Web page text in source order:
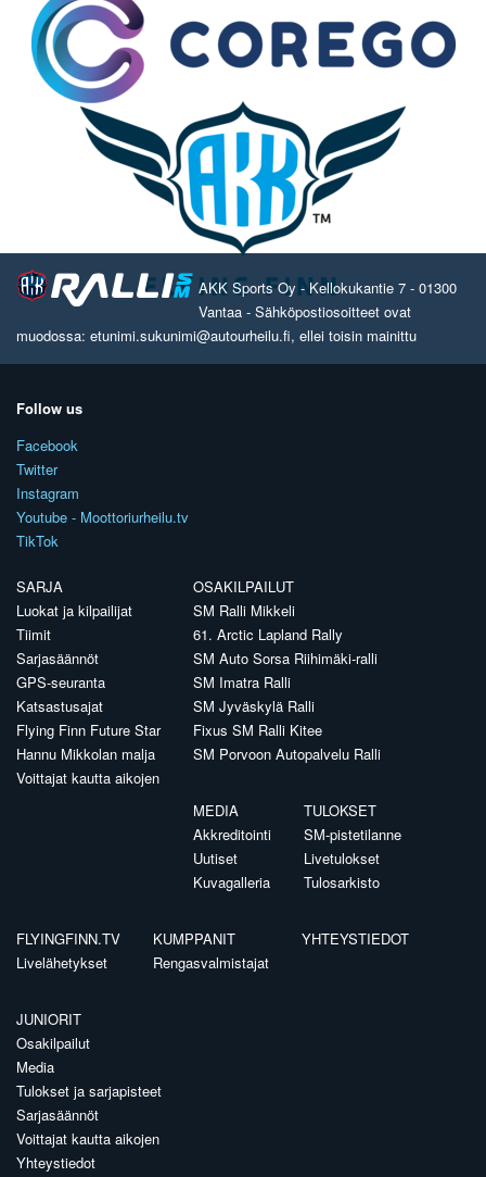
AKK Sports Oy - Kellokukantie 7 - 01300
Vantaa - Sähköpostiosoitteet ovat
muodossa: etunimi.sukunimi@autourheilu.fi, ellei toisin mainittu
Follow us
Facebook
Twitter
Instagram
Youtube - Moottoriurheilu.tv
TikTok
SARJA
Luokat ja kilpailijat
Tiimit
Sarjasäännöt
GPS-seuranta
Katsastusajat
Flying Finn Future Star
Hannu Mikkolan malja
Voittajat kautta aikojen
OSAKILPAILUT
SM Ralli Mikkeli
61. Arctic Lapland Rally
SM Auto Sorsa Riihimäki-ralli
SM Imatra Ralli
SM Jyväskylä Ralli
Fixus SM Ralli Kitee
SM Porvoon Autopalvelu Ralli
MEDIA
Akkreditointi
Uutiset
Kuvagalleria
TULOKSET
SM-pistetilanne
Livetulokset
Tulosarkisto
FLYINGFINN.TV
Livelähetykset
KUMPPANIT
Rengasvalmistajat
YHTEYSTIEDOT
JUNIORIT
Osakilpailut
Media
Tulokset ja sarjapisteet
Sarjasäännöt
Voittajat kautta aikojen
Yhteystiedot